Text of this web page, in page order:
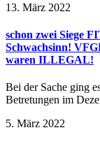
13. März 2022
schon zwei Siege
Schwachsinn!
waren ILLEGAL!
Bei der Sache ging
Betretungen im
5. März 2022